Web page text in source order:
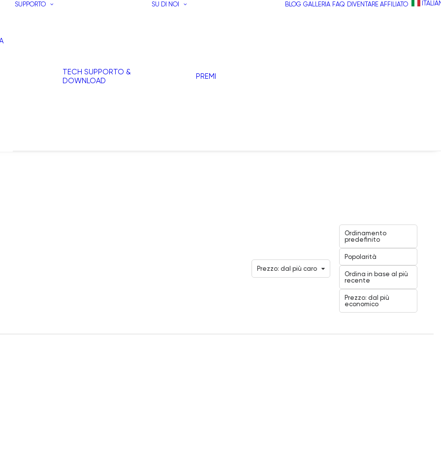
SUPPORTO
TECH SUPPORTO &
DOWNLOAD
SU DI NOI
PREMI
BLOG GALLERIA FAQ DIVENTARE AFFILIATO
Prezzo: dal più caro
Ordinamento
predefinito
Popolarità
Ordina in base al più
recente
Prezzo: dal più
economico